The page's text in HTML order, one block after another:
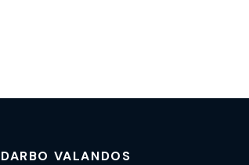
DARBO VALANDOS